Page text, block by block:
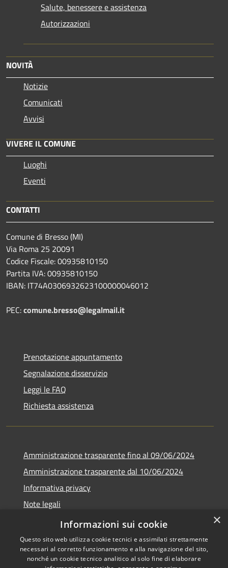
Salute, benessere e assistenza
Autorizzazioni
NOVITÀ
Notizie
Comunicati
Avvisi
VIVERE IL COMUNE
Luoghi
Eventi
CONTATTI
Comune di Bresso (MI)
Via Roma 25 20091
Codice Fiscale: 00935810150
Partita IVA: 00935810150
IBAN: IT74A0306932623100000046012
PEC:comune.bresso@legalmail.it
Prenotazione appuntamento
Segnalazione disservizio
Leggi le FAQ
Richiesta assistenza
Amministrazione trasparente fino al 09/06/2024
Amministrazione trasparente dal 10/06/2024
Informativa privacy
Note legali
Dichiarazione di accessibilità
×
Informazioni sui cookie
Questo sito web utilizza cookie tecnici e assimilati strettamente
necessari al corretto funzionamento e alla navigazione del sito,
nonché un cookie tecnico analitico al solo fine di elaborare